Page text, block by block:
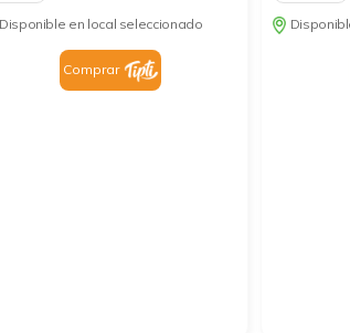
Disponible en local seleccionado
Comprar